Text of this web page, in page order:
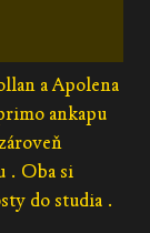
a Apolena
ankapu
. Oba si
do studia .